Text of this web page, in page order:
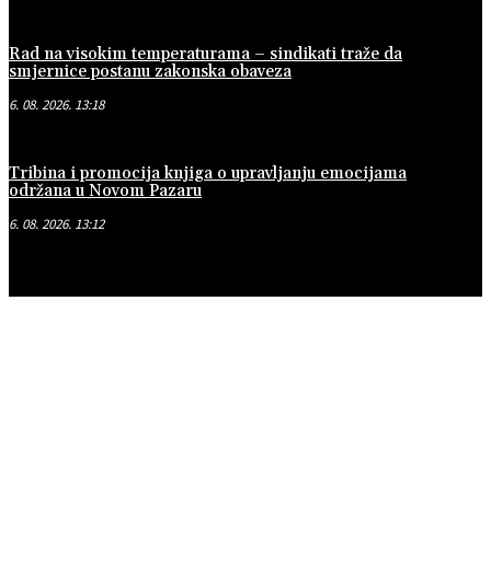
Rad na visokim temperaturama – sindikati traže da
smjernice postanu zakonska obaveza
6. 08. 2026. 13:18
Tribina i promocija knjiga o upravljanju emocijama
održana u Novom Pazaru
6. 08. 2026. 13:12